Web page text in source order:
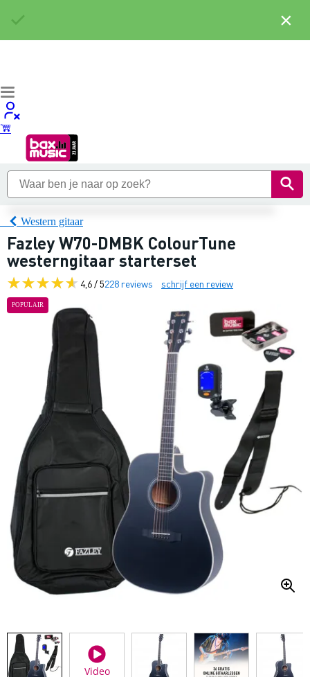
Western gitaar
Fazley W70-DMBK ColourTune
westerngitaar starterset
4,6 / 5228 reviews schrijf een review
POPULAIR
Video
×